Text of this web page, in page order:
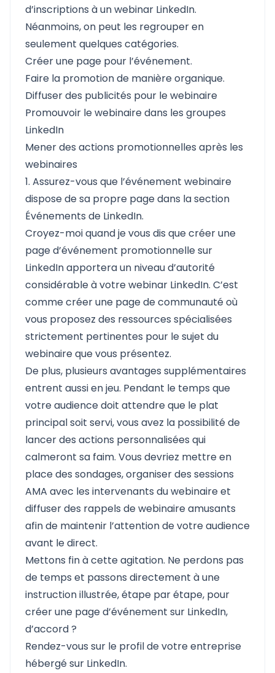
d’inscriptions à un webinar LinkedIn.
Néanmoins, on peut les regrouper en
seulement quelques catégories.
Créer une page pour l’événement.
Faire la promotion de manière organique.
Diffuser des publicités pour le webinaire
Promouvoir le webinaire dans les groupes
LinkedIn
Mener des actions promotionnelles après les
webinaires
1. Assurez-vous que l’événement webinaire
dispose de sa propre page dans la section
Événements de LinkedIn.
Croyez-moi quand je vous dis que créer une
page d’événement promotionnelle sur
LinkedIn apportera un niveau d’autorité
considérable à votre webinar LinkedIn. C’est
comme créer une page de communauté où
vous proposez des ressources spécialisées
strictement pertinentes pour le sujet du
webinaire que vous présentez.
De plus, plusieurs avantages supplémentaires
entrent aussi en jeu. Pendant le temps que
votre audience doit attendre que le plat
principal soit servi, vous avez la possibilité de
lancer des actions personnalisées qui
calmeront sa faim. Vous devriez mettre en
place des sondages, organiser des sessions
AMA avec les intervenants du webinaire et
diffuser des rappels de webinaire amusants
afin de maintenir l’attention de votre audience
avant le direct.
Mettons fin à cette agitation. Ne perdons pas
de temps et passons directement à une
instruction illustrée, étape par étape, pour
créer une page d’événement sur LinkedIn,
d’accord ?
Rendez-vous sur le profil de votre entreprise
hébergé sur LinkedIn.